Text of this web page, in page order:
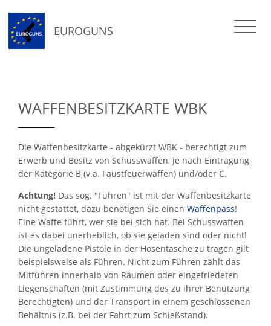
EUROGUNS
WAFFENBESITZKARTE WBK
Die Waffenbesitzkarte - abgekürzt WBK - berechtigt zum
Erwerb und Besitz von Schusswaffen, je nach Eintragung
der Kategorie B (v.a. Faustfeuerwaffen) und/oder C.
Achtung! Das sog. "Führen" ist mit der Waffenbesitzkarte
nicht gestattet, dazu benötigen Sie einen Waffenpass!
Eine Waffe führt, wer sie bei sich hat. Bei Schusswaffen
ist es dabei unerheblich, ob sie geladen sind oder nicht!
Die ungeladene Pistole in der Hosentasche zu tragen gilt
beispielsweise als Führen. Nicht zum Führen zählt das
Mitführen innerhalb von Räumen oder eingefriedeten
Liegenschaften (mit Zustimmung des zu ihrer Benützung
Berechtigten) und der Transport in einem geschlossenen
Behältnis (z.B. bei der Fahrt zum Schießstand).